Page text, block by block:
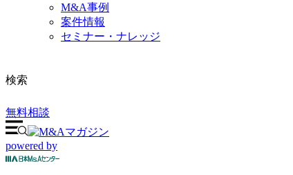
M&A事例
案件情報
セミナー・ナレッジ
検索
無料相談
powered by